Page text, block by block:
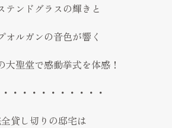
テンドグラスの輝きと
オルガンの音色が響く
大聖堂で感動挙式を体感！
・・・・・・・・・・・
貸し切りの邸宅は